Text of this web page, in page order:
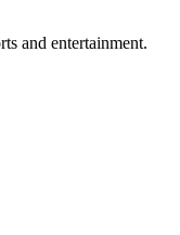
and entertainment.